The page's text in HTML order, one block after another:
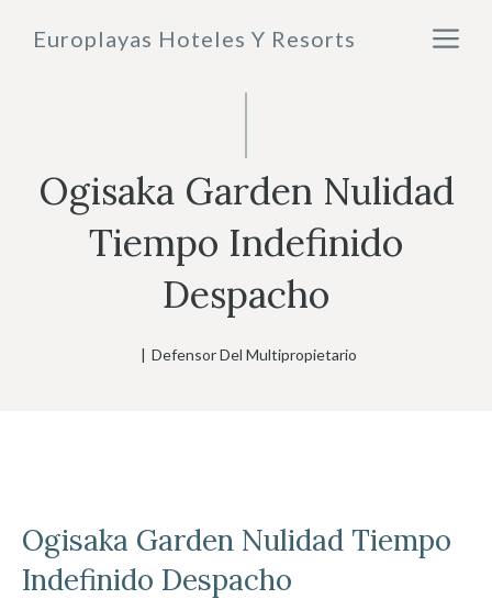
Europlayas Hoteles Y Resorts
Ogisaka Garden Nulidad
Tiempo Indefinido
Despacho
| Defensor Del Multipropietario
Ogisaka Garden Nulidad Tiempo
Indefinido Despacho